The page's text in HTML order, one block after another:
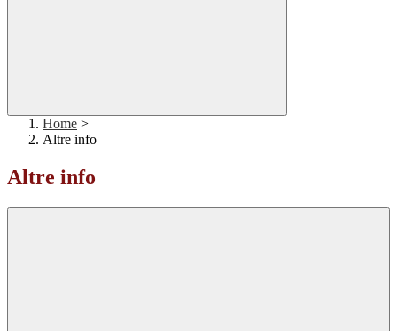
Home >
Altre info
Altre info